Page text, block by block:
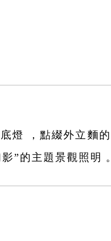
，點綴外立麵
”的主題景觀照明。